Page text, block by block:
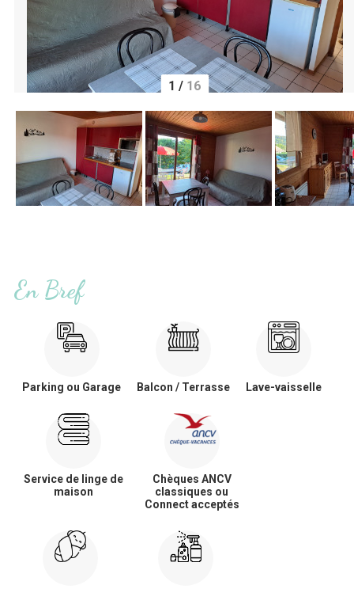
1 / 16
En Bref
Parking ou Garage Balcon / Terrasse Lave-vaisselle
Service de linge de
maison
Chèques ANCV
classiques ou
Connect acceptés